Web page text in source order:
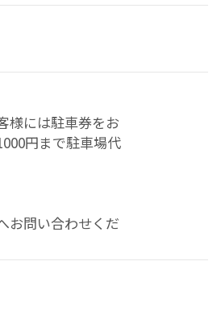
様には駐車券をお
円まで駐車場代
お問い合わせくだ